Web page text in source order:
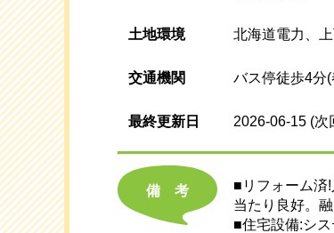
土地環境
北海道電力、
交通機関
バス停徒歩4分
最終更新日 2026-06-15 (次
備考
■リフォーム済
当たり良好。
■住宅設備:シ